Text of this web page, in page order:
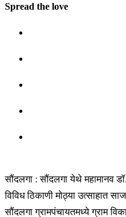
Spread the love
सौंदलगा : सौंदलगा येथे महामानव
विविध ठिकाणी मोठ्या उत्साहात
सौंदलगा ग्रामपंचायतमध्ये ग्राम